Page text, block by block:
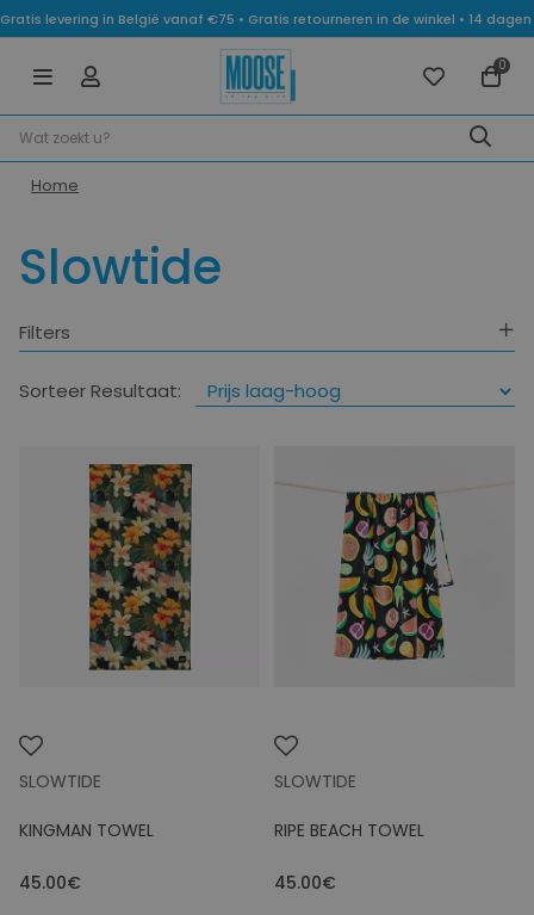
Gratis levering in België vanaf €75 • Gratis retourneren in de winkel • 14
0
Home
Slowtide
Filters
Categorie
Kleuren
Sorteer Resultaat:
SLOWTIDE
KINGMAN TOWEL
45.00€
SLOWTIDE
RIPE BEACH TOWEL
45.00€